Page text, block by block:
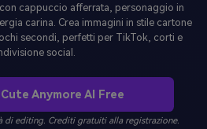
cappuccio afferrata, personaggio in
carina. Crea immagini in stile cartone
secondi, perfetti per TikTok, corti e
social.
Anymore AI Free
di editing. Crediti gratuiti alla registrazione.